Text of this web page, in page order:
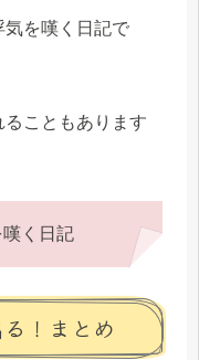
気を嘆く日記で
こともあります
嘆く日記
！まとめ